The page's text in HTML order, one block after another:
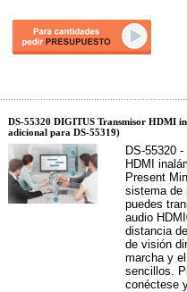
DS-55320 DIGITUS Transmisor HDMI
adicional para DS-55319)
DS-55320
HDMI
Present
sistema de
puedes
audio
distancia
de visión
marcha y
sencillos.
conéctese